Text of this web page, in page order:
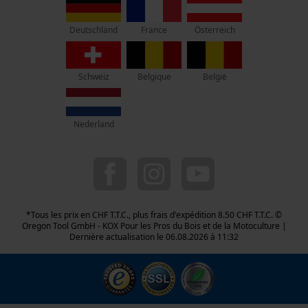
70736 Fellbach
Pas de magasin !
Adresse de retour:
Beim Erlenwäldchen 14/2
71522 Backnang
Service clients :
Deutschland France Österreich
Schweiz Belgique België
Nederland
*Tous les prix en CHF T.T.C., plus frais d'expédition 8.50 CHF T.T.C. ©
Oregon Tool GmbH - KOX Pour les Pros du Bois et de la Motoculture |
Dernière actualisation le 06.08.2026 à 11:32